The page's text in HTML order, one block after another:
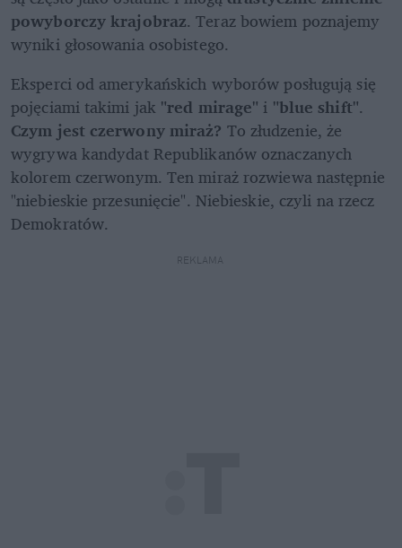
powyborczy krajobraz. Teraz bowiem poznajemy
wyniki głosowania osobistego.
Eksperci od amerykańskich wyborów posługują się
pojęciami takimi jak "red mirage" i "blue shift"
Czym jest czerwony miraż? To złudzenie, że
wygrywa kandydat Republikanów oznaczanych
kolorem czerwonym. Ten miraż rozwiewa następnie
"niebieskie przesunięcie". Niebieskie, czyli na rzecz
Demokratów.
REKLAMA